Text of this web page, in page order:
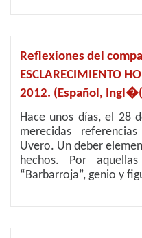
Reflexiones del
ESCLARECIMIENTO
2012. (Español,
Hace unos días, el 28
merecidas
Uvero. Un deber
hechos. Por
“Barbarroja”, genio y